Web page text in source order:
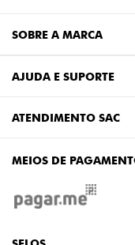
SOBRE A MARCA
AJUDA E SUPORTE
ATENDIMENTO SAC
MEIOS DE